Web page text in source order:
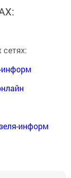
информ
информ